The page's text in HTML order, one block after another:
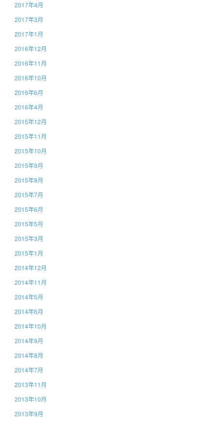
2017年4月
2017年3月
2017年1月
2016年12月
2016年11月
2016年10月
2016年6月
2016年4月
2015年12月
2015年11月
2015年10月
2015年9月
2015年8月
2015年7月
2015年6月
2015年5月
2015年3月
2015年1月
2014年12月
2014年11月
2014年5月
2014年6月
2014年10月
2014年9月
2014年8月
2014年7月
2013年11月
2013年10月
2013年9月